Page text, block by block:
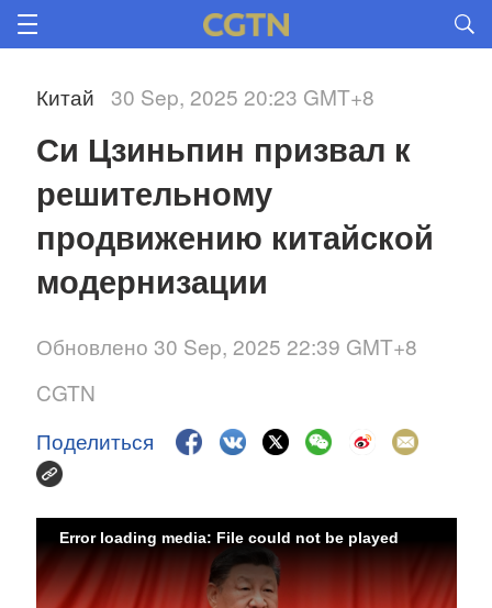
Китай 30 Sep, 2025 20:23 GMT+8
Си Цзиньпин призвал к
решительному
продвижению китайской
модернизации
Обновлено 30 Sep, 2025 22:39 GMT+8
CGTN
Поделиться
Error loading media: File could not be played